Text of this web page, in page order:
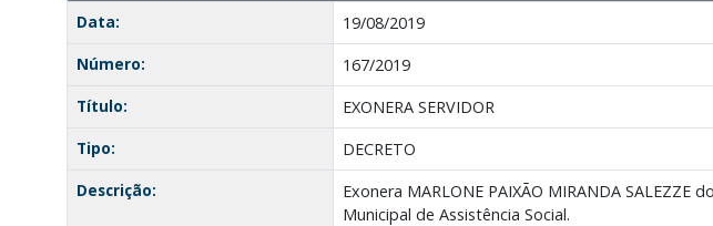
Data:
19/08/2019
Número:
167/2019
Título:
EXONERA SERVIDOR
Tipo:
DECRETO
Descrição:
Exonera MARLONE PAIXÃO MIRANDA
Municipal de Assistência Social.